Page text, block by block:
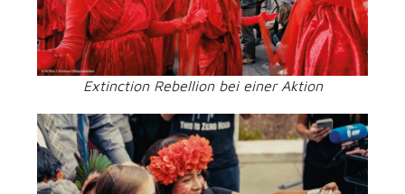
Extinction Rebellion bei einer Aktion